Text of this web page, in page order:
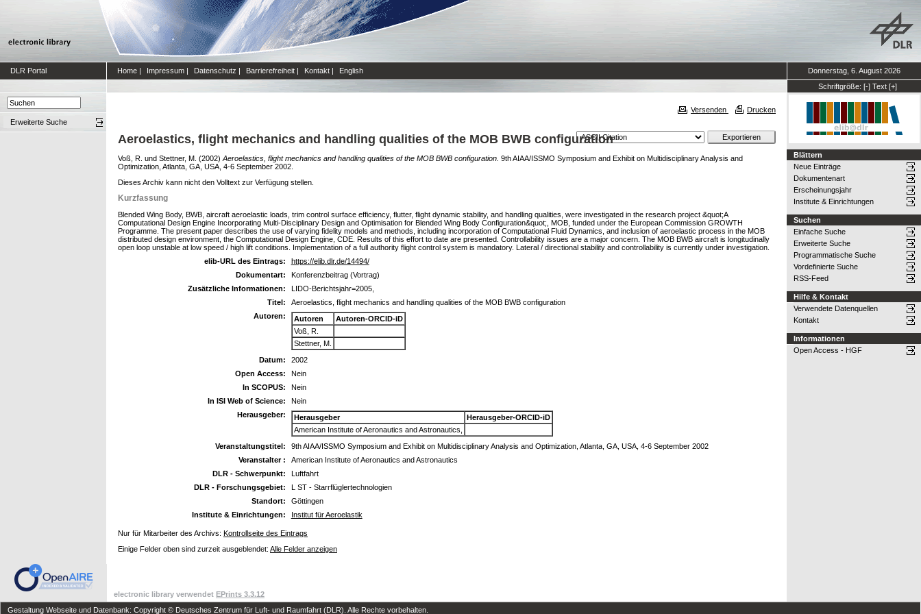
DLR Portal Home | Impressum | Datenschutz | Barrierefreiheit | Kontakt | English
Donnerstag, 6. August 2026
Schriftgröße: [-] Text [+]
Erweiterte Suche
Versenden Drucken
Aeroelastics, flight mechanics and handling qualities of the MOB BWB configuration
Voß, R. und Stettner, M. (2002) Aeroelastics, flight mechanics and handling qualities of the MOB BWB configuration. 9th AIAA/ISSMO Symposium and Exhibit on Multidisciplinary Analysis and
Optimization, Atlanta, GA, USA, 4-6 September 2002.
Dieses Archiv kann nicht den Volltext zur Verfügung stellen.
Kurzfassung
Blended Wing Body, BWB, aircraft aeroelastic loads, trim control surface efficiency, flutter, flight dynamic stability, and handling qualities, were investigated in the research project &quot;A
Computational Design Engine Incorporating Multi-Disciplinary Design and Optimisation for Blended Wing Body Configuration&quot;, MOB, funded under the European Commission GROWTH
Programme. The present paper describes the use of varying fidelity models and methods, including incorporation of Computational Fluid Dynamics, and inclusion of aeroelastic process in the MOB
distributed design environment, the Computational Design Engine, CDE. Results of this effort to date are presented. Controllability issues are a major concern. The MOB BWB aircraft is longitudinally
open loop unstable at low speed / high lift conditions. Implementation of a full authority flight control system is mandatory. Lateral / directional stability and controllability is currently under investigation.
elib-URL des Eintrags:
https://elib.dlr.de/14494/
Dokumentart:
Konferenzbeitrag (Vortrag)
Zusätzliche Informationen:
LIDO-Berichtsjahr=2005,
Titel:
Aeroelastics, flight mechanics and handling qualities of the MOB BWB configuration
Autoren:
Autoren
Autoren-ORCID-iD
Voß, R.
Stettner, M.
Datum:
2002
Open Access:
Nein
In SCOPUS:
Nein
In ISI Web of Science:
Nein
Herausgeber:
Herausgeber
Herausgeber-ORCID-iD
American Institute of Aeronautics and Astronautics,
Veranstaltungstitel:
9th AIAA/ISSMO Symposium and Exhibit on Multidisciplinary Analysis and Optimization, Atlanta, GA, USA, 4-6 September 2002
Veranstalter :
American Institute of Aeronautics and Astronautics
DLR - Schwerpunkt:
Luftfahrt
DLR - Forschungsgebiet:
L ST - Starrflüglertechnologien
Standort:
Göttingen
Institute & Einrichtungen:
Institut für Aeroelastik
Nur für Mitarbeiter des Archivs: Kontrollseite des Eintrags
Einige Felder oben sind zurzeit ausgeblendet: Alle Felder anzeigen
Blättern
Neue Einträge
Dokumentenart
Erscheinungsjahr
Institute & Einrichtungen
Suchen
Einfache Suche
Erweiterte Suche
Programmatische Suche
Vordefinierte Suche
RSS-Feed
Hilfe & Kontakt
Verwendete Datenquellen
Kontakt
Informationen
Open Access - HGF
electronic library verwendet EPrints 3.3.12
Gestaltung Webseite und Datenbank: Copyright © Deutsches Zentrum für Luft- und Raumfahrt (DLR). Alle Rechte vorbehalten.